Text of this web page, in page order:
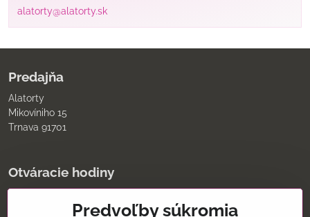
alatorty@alatorty.sk
Predajňa
Alatorty
Mikovíniho 15
Trnava 91701
Otváracie hodiny
9:00 - 11:30 12:00 - 18:00Predvoľby súkromia